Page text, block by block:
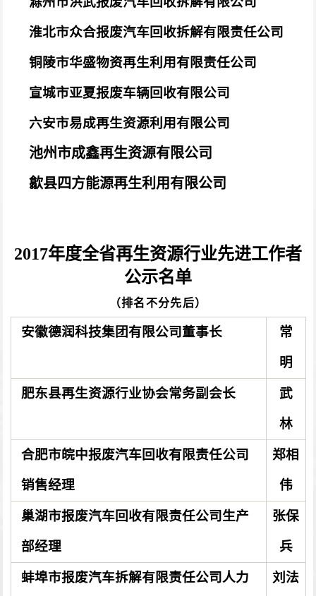
淮北市众合报废汽车回收拆解有限责任公司
铜陵市华盛物资再生利用有限责任公司
宣城市亚夏报废车辆回收有限公司
六安市易成再生资源利用有限公司
池州市成鑫再生资源有限公司
歙县四方能源再生利用有限公司
2017年度全省再生资源行业先进工作者
公示名单
（排名不分先后）
安徽德润科技集团有限公司董事长 常
明
肥东县再生资源行业协会常务副会长 武
林
合肥市皖中报废汽车回收有限责任公司
销售经理
郑相
伟
巢湖市报废汽车回收有限责任公司生产
部经理
张保
兵
蚌埠市报废汽车拆解有限责任公司人力 刘法